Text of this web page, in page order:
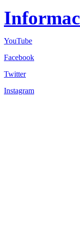
YouTube
Facebook
Twitter
Instagram